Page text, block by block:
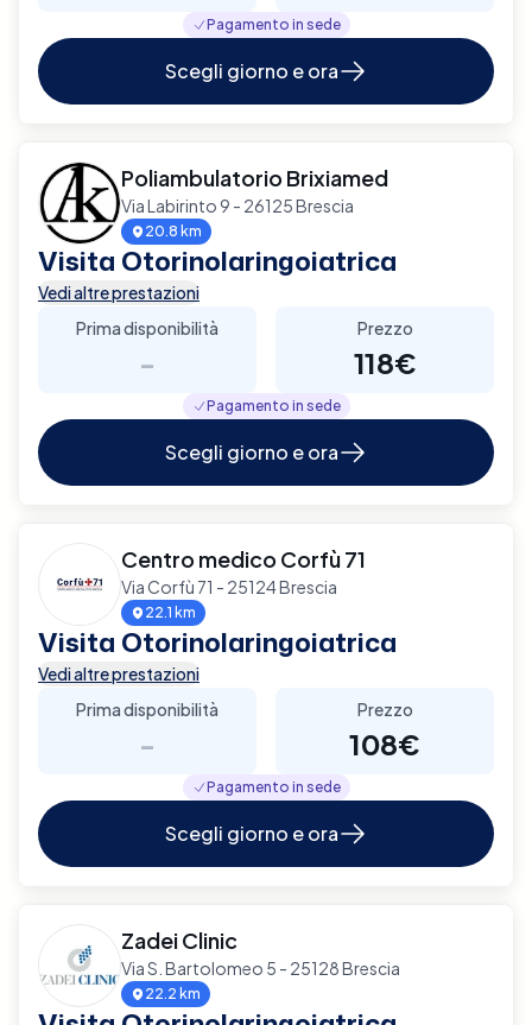
Pagamento in sede
Scegli giorno e ora
Poliambulatorio Brixiamed
Via Labirinto 9 - 26125 Brescia
20.8 km
Visita Otorinolaringoiatrica
Vedi altre prestazioni
Prima disponibilità
-
Prezzo
118€
Pagamento in sede
Scegli giorno e ora
Centro medico Corfù 71
Via Corfù 71 - 25124 Brescia
22.1 km
Visita Otorinolaringoiatrica
Vedi altre prestazioni
Prima disponibilità
-
Prezzo
108€
Pagamento in sede
Scegli giorno e ora
Zadei Clinic
Via S. Bartolomeo 5 - 25128 Brescia
22.2 km